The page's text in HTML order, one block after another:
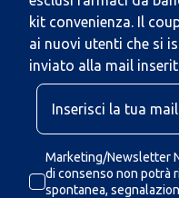
kit convenienza. Il
ai nuovi utenti che si
inviato alla mail
Marketing/Newsletter
di consenso non potrà
spontanea,